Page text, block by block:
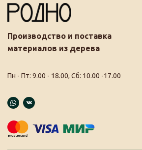
Производство и поставка
материалов из дерева
Пн - Пт: 9.00 - 18.00, Сб: 10.00 -17.00